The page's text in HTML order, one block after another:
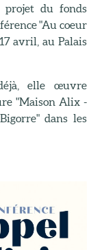
projet du fonds
"Au coeur
avril, au Palais
elle œuvre
"Maison Alix -
dans les